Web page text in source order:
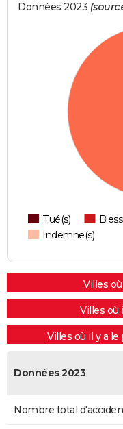
Données 2023
Tué(s)
Indemne(s)
Villes
Villes où
Villes où il y a
Données 2023
Nombre total